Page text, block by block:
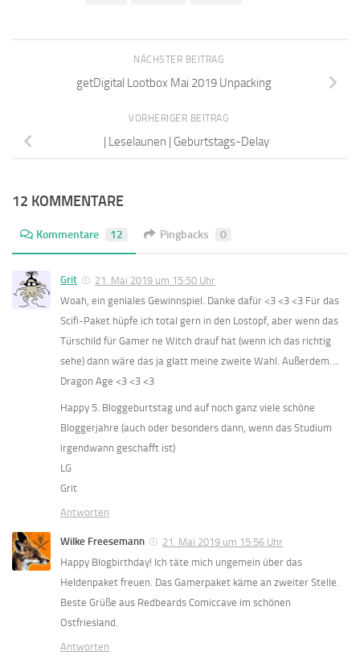
NÄCHSTER BEITRAG
getDigital Lootbox Mai 2019 Unpacking
VORHERIGER BEITRAG
| Leselaunen | Geburtstags-Delay
12 KOMMENTARE
Kommentare 12 Pingbacks 0
Grit
21. Mai 2019 um 15:50 Uhr
Woah, ein geniales Gewinnspiel. Danke dafür <3 <3 <3 Für das
Scifi-Paket hüpfe ich total gern in den Lostopf, aber wenn das
Türschild für Gamer ne Witch drauf hat (wenn ich das richtig
sehe) dann wäre das ja glatt meine zweite Wahl. Außerdem….
Dragon Age <3 <3 <3
Happy 5. Bloggeburtstag und auf noch ganz viele schöne
Bloggerjahre (auch oder besonders dann, wenn das Studium
irgendwann geschafft ist)
LG
Grit
Antworten
Wilke Freesemann
21. Mai 2019 um 15:56 Uhr
Happy Blogbirthday! Ich täte mich ungemein über das
Heldenpaket freuen. Das Gamerpaket käme an zweiter Stelle.
Beste Grüße aus Redbeards Comiccave im schönen
Ostfriesland.
Antworten